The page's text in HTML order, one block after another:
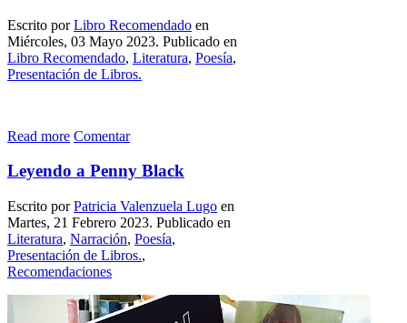
Escrito porLibro Recomendado en
Miércoles, 03 Mayo 2023. Publicado en
Libro Recomendado, Literatura, Poesía,
Presentación de Libros.
Read more Comentar
Leyendo a Penny Black
Escrito porPatricia Valenzuela Lugo en
Martes, 21 Febrero 2023. Publicado en
Literatura, Narración, Poesía,
Presentación de Libros.,
Recomendaciones